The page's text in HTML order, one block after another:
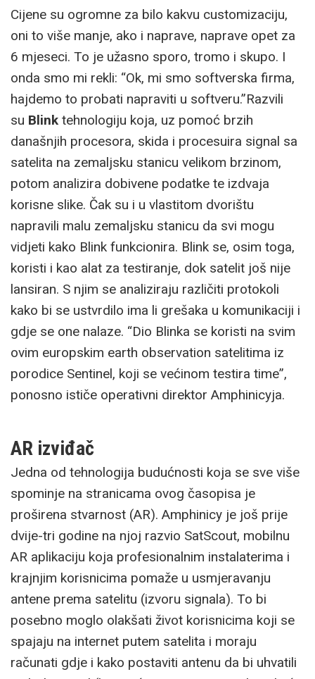
Cijene su ogromne za bilo kakvu customizaciju,
oni to više manje, ako i naprave, naprave opet za
6 mjeseci. To je užasno sporo, tromo i skupo. I
onda smo mi rekli: “Ok, mi smo softverska firma,
hajdemo to probati napraviti u softveru.”Razvili
su Blink tehnologiju koja, uz pomoć brzih
današnjih procesora, skida i procesuira signal sa
satelita na zemaljsku stanicu velikom brzinom,
potom analizira dobivene podatke te izdvaja
korisne slike. Čak su i u vlastitom dvorištu
napravili malu zemaljsku stanicu da svi mogu
vidjeti kako Blink funkcionira. Blink se, osim toga,
koristi i kao alat za testiranje, dok satelit još nije
lansiran. S njim se analiziraju različiti protokoli
kako bi se ustvrdilo ima li grešaka u komunikaciji i
gdje se one nalaze. “Dio Blinka se koristi na svim
ovim europskim earth observation satelitima iz
porodice Sentinel, koji se većinom testira time”,
ponosno ističe operativni direktor Amphinicyja.
AR izviđač
Jedna od tehnologija budućnosti koja se sve više
spominje na stranicama ovog časopisa je
proširena stvarnost (AR). Amphinicy je još prije
dvije-tri godine na njoj razvio SatScout, mobilnu
AR aplikaciju koja profesionalnim instalaterima i
krajnjim korisnicima pomaže u usmjeravanju
antene prema satelitu (izvoru signala). To bi
posebno moglo olakšati život korisnicima koji se
spajaju na internet putem satelita i moraju
računati gdje i kako postaviti antenu da bi uhvatili